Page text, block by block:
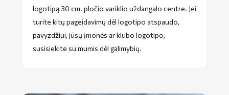
logotipą 30 cm. pločio variklio uždangalo centre. Jei
turite kitų pageidavimų dėl logotipo atspaudo,
pavyzdžiui, jūsų įmonės ar klubo logotipo,
susisiekite su mumis dėl galimybių.